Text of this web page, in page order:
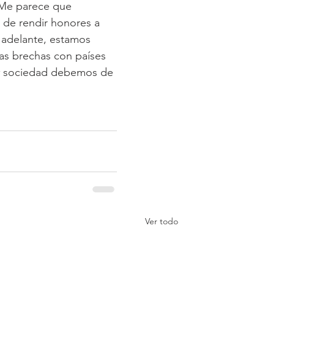
parece que
rendir honores a
estamos
brechas con países
debemos de
Ver todo